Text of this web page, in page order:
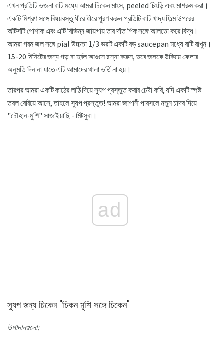
এখন প্রতিটি ভজনা বাটি মধ্যে আমরা চিকেন মাংস, peeled চিংড়ি এবং মাশরুম করা।
একটি মিশ্রণ সঙ্গে বিষয়বস্তু ধীরে ধীরে পূরণ করুন প্রতিটি বাটি খাদ্য ফিল্ম উপরের
আঁটসাঁট পোশাক এবং এটি বিভিন্ন জায়গায় তার দাঁত পিক সঙ্গে আলতো করে বিদ্ধ।
আমরা গরম জল সঙ্গে pial উচ্চতা 1/3 ভরাট একটি বড় saucepan মধ্যে বাটি রাখুন।
15-20 মিনিটের জন্য গড় বা দুর্বল আগুনে রান্না করুন, তবে জলকে উকিয়ে ফেলার
অনুমতি দিন না যাতে এটি আমাদের থালা ভর্তি না হয়।
তারপর আমরা একটি কাঠের লাঠি দিয়ে স্যুপ প্রস্তুত করার চেষ্টা করি, যদি একটি স্পষ্ট
তরল বেরিয়ে আসে, তাহলে স্যুপ প্রস্তুত! আমরা জাপানী পারসলে নতুন চাদর দিয়ে
"চৌহান-মুশি" সাজাইয়াছি - মিটসুবা।
ad
স্যুপ জন্য চিকেন "চিকন মুশি সঙ্গে চিকেন"
উপাদানগুলো: